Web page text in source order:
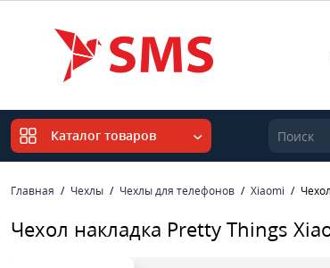
Каталог товаров
Главная Чехлы Чехлы для телефонов Xiaomi
Чехол накладка Pretty Things